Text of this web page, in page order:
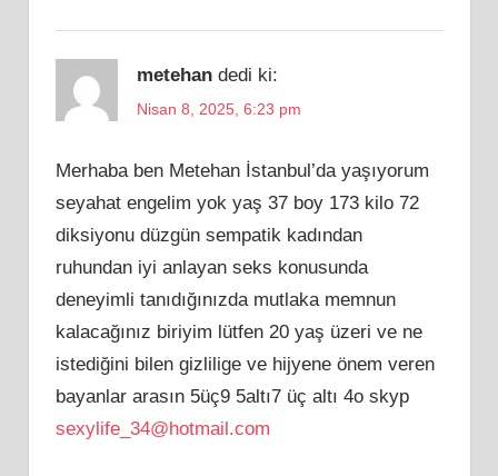
metehan dedi ki:
Nisan 8, 2025, 6:23 pm
Merhaba ben Metehan İstanbul’da yaşıyorum
seyahat engelim yok yaş 37 boy 173 kilo 72
diksiyonu düzgün sempatik kadından
ruhundan iyi anlayan seks konusunda
deneyimli tanıdığınızda mutlaka memnun
kalacağınız biriyim lütfen 20 yaş üzeri ve ne
istediğini bilen gizlilige ve hijyene önem veren
bayanlar arasın 5üç9 5altı7 üç altı 4o skyp
sexylife_34@hotmail.com